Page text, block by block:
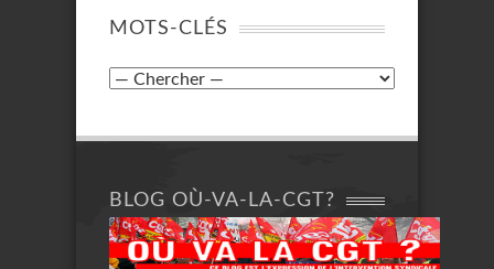
MOTS-CLÉS
BLOG OÙ-VA-LA-CGT?